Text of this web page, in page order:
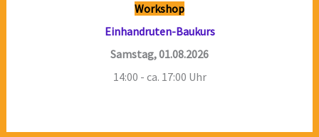
Workshop
Einhandruten-Baukurs
Samstag, 01.08.2026
14:00 - ca. 17:00 Uhr